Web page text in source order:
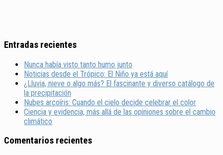
Entradas recientes
Nunca había visto tanto humo junto
Noticias desde el Trópico: El Niño ya está aquí
¿Lluvia, nieve o algo más? El fascinante y diverso catálogo de
la precipitación
Nubes arcoíris: Cuando el cielo decide celebrar el color
Ciencia y evidencia, más allá de las opiniones sobre el cambio
climático
Comentarios recientes